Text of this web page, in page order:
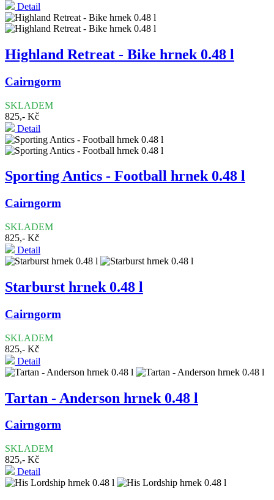
Detail
Highland Retreat - Bike hrnek 0.48 l
Cairngorm
SKLADEM
825,- Kč
Detail
Sporting Antics - Football hrnek 0.48 l
Cairngorm
SKLADEM
825,- Kč
Detail
Starburst hrnek 0.48 l
Cairngorm
SKLADEM
825,- Kč
Detail
Tartan - Anderson hrnek 0.48 l
Cairngorm
SKLADEM
825,- Kč
Detail